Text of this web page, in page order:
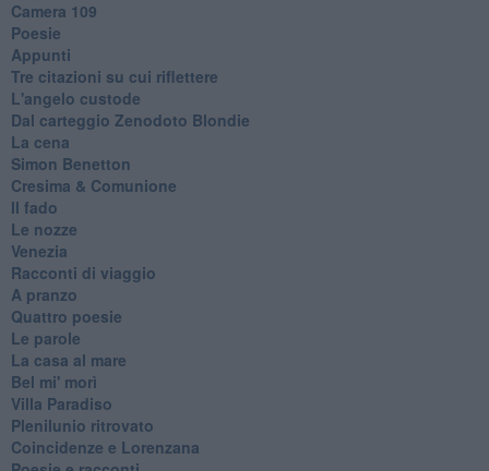
Camera 109
Poesie
Appunti
Tre citazioni su cui riflettere
L'angelo custode
Dal carteggio Zenodoto Blondie
La cena
Simon Benetton
Cresima & Comunione
Il fado
Le nozze
Venezia
Racconti di viaggio
A pranzo
Quattro poesie
Le parole
La casa al mare
Bel mi' morì
Villa Paradiso
Plenilunio ritrovato
Coincidenze e Lorenzana